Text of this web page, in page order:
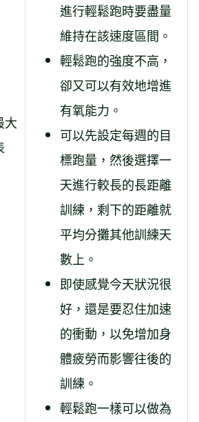
大
進行輕鬆跑時要盡量
維持在該速度區間。
輕鬆跑的強度不高，
卻又可以有效地增進
有氧能力。
可以先設定每週的目
標跑量，然後選擇一
天進行較長的長距離
訓練，剩下的距離就
平均分攤其他訓練天
數上。
即使感覺今天狀況很
好，還是要忍住加速
的衝動，以免增加身
體疲勞而影響往後的
訓練。
輕鬆跑一樣可以做為